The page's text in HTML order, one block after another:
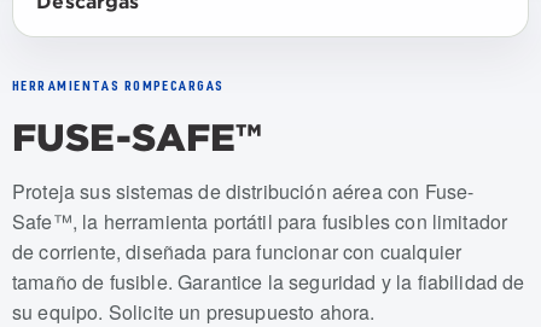
HERRAMIENTAS ROMPECARGAS
FUSE-SAFE™
Numeros de articulo: USFS-001, USFS-002, USFS-002-
Proteja sus sistemas de distribución aérea con Fuse-
Safe™, la herramienta portátil para fusibles con limitador
de corriente, diseñada para funcionar con cualquier
tamaño de fusible. Garantice la seguridad y la fiabilidad de
su equipo. Solicite un presupuesto ahora.